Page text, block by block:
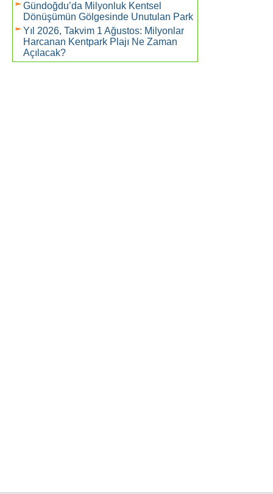
Gündoğdu’da Milyonluk Kentsel
Dönüşümün Gölgesinde Unutulan Park
Yıl 2026, Takvim 1 Ağustos: Milyonlar
Harcanan Kentpark Plajı Ne Zaman
Açılacak?